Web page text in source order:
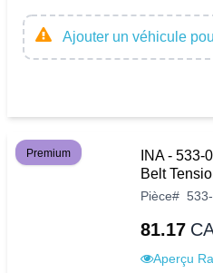
Ajouter un véhicule
Premium
INA -
Belt
Pièce#
81.17
Aperçu